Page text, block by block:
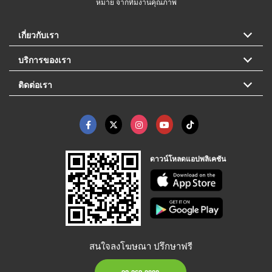
เกี่ยวกับเรา
บริการของเรา
ติดต่อเรา
ดาวน์โหลดแอปพลิเคชัน
สนใจลงโฆษณา ปรึกษาฟรี